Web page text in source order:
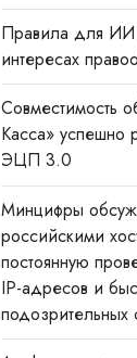
Правила для ИИ
интересах
Совместимость
Касса» успешно
ЭЦП 3.0
Минцифры
российскими
постоянную
IP-адресов и
подозрительных